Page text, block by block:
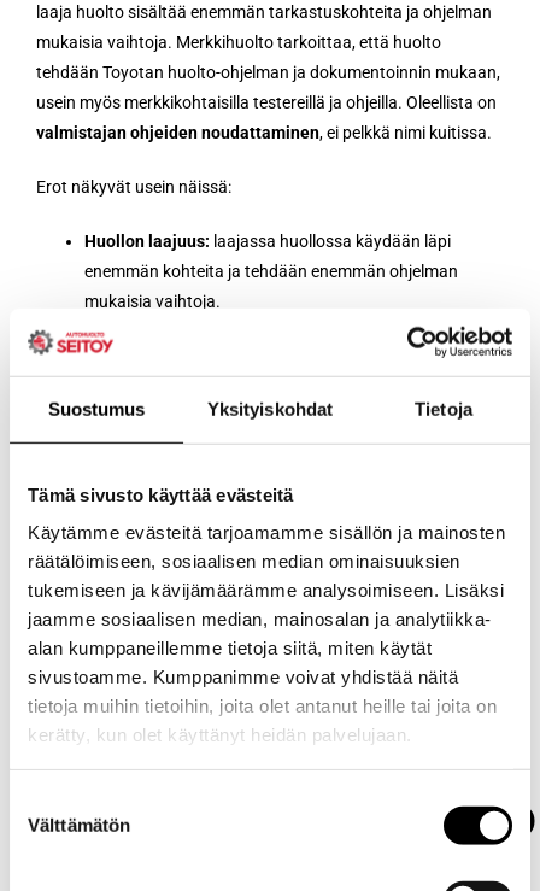
Suostumus Yksityiskohdat Tietoja
Tämä sivusto käyttää evästeitä
Käytämme evästeitä tarjoamamme sisällön ja mainosten
räätälöimiseen, sosiaalisen median ominaisuuksien
tukemiseen ja kävijämäärämme analysoimiseen. Lisäksi
jaamme sosiaalisen median, mainosalan ja analytiikka-
alan kumppaneillemme tietoja siitä, miten käytät
sivustoamme. Kumppanimme voivat yhdistää näitä
tietoja muihin tietoihin, joita olet antanut heille tai joita on
kerätty, kun olet käyttänyt heidän palvelujaan.
valinta
Välttämätön
laaja huolto sisältää enemmän tarkastuskohteita ja ohjelman
mukaisia vaihtoja. Merkkihuolto tarkoittaa, että huolto
tehdään Toyotan huolto-ohjelman ja dokumentoinnin mukaan,
usein myös merkkikohtaisilla testereillä ja ohjeilla. Oleellista on
valmistajan ohjeiden noudattaminen, ei pelkkä nimi kuitissa.
Erot näkyvät usein näissä:
Huollon laajuus: laajassa huollossa käydään läpi
enemmän kohteita ja tehdään enemmän ohjelman
mukaisia vaihtoja.
Diagnostiikka:
vikakoodien luku ja järjestelmien
tarkastus voi kuulua huoltoon tai olla erillinen, mallista ja
Dokumentointi:
huoltokirjamerkinnät ja erittelyt
Meillä voimme tehdä Toyota-huolto -kokonaisuudet huolto-
ohjelman mukaan ja kirjata tehdyt työt huoltokirjaan, jotta
auton määräaikaishuolto on läpinäkyvä ja vertailukelpoinen.
Mitä Toyotan
hybridin
määräaikaishuolto